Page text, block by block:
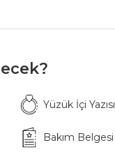
Yüzük İçi Yazısı
Bakım Belgesi